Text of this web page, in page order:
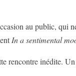
au public, qui
In a sentimental
rencontre inédite.